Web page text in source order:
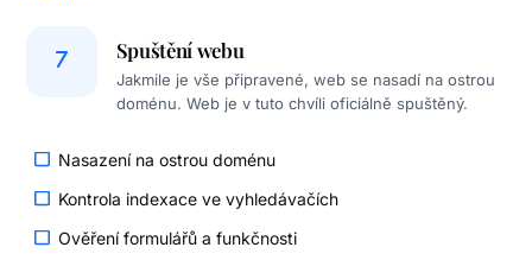
Spuštění webu
Jakmile je vše připravené, web se nasadí na ostrou
doménu. Web je v tuto chvíli oficiálně spuštěný.
Nasazení na ostrou doménu
Kontrola indexace ve vyhledávačích
Ověření formulářů a funkčnosti